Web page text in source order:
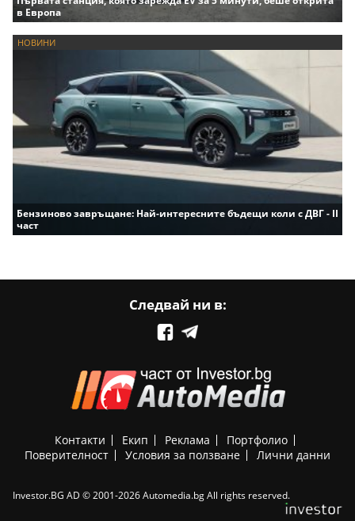
в Европа
НОВИНИ
Бензиново завръщане: Най-интересните бъдещи коли с ДВГ - II
част
Следвай ни в:
Контакти Екип Реклама
Портфолио
Поверителност
Условия за ползване Лични данни
Investor.BG AD © 2001-2026 Automedia.bg All rights reserved.